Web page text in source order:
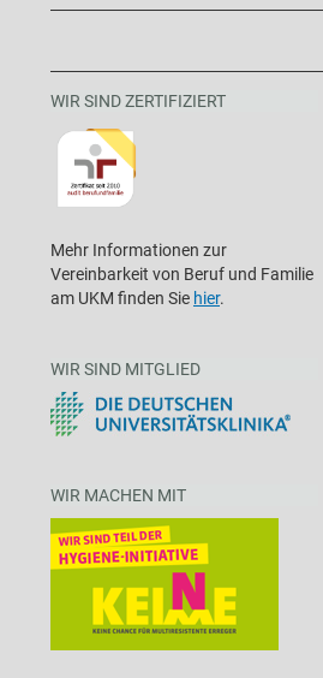
WIR SIND ZERTIFIZIERT
Mehr Informationen zur
Vereinbarkeit von Beruf und Familie
am UKM finden Sie hier.
WIR SIND MITGLIED
WIR MACHEN MIT